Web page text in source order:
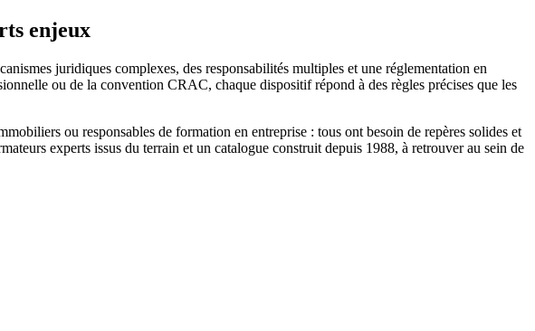
enjeux
juridiques complexes, des responsabilités multiples et une réglementation en
ou de la convention CRAC, chaque dispositif répond à des règles précises que les
ou responsables de formation en entreprise : tous ont besoin de repères solides et
experts issus du terrain et un catalogue construit depuis 1988, à retrouver au sein de